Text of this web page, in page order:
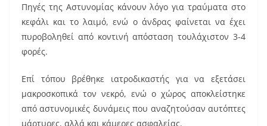
Πηγές της Αστυνομίας κάνουν λόγο για τραύματα στο
κεφάλι και το λαιμό, ενώ ο άνδρας φαίνεται να έχει
πυροβοληθεί από κοντινή απόσταση τουλάχιστον 3-4
φορές.
Επί τόπου βρέθηκε ιατροδικαστής για να εξετάσει
μακροσκοπικά τον νεκρό, ενώ ο χώρος αποκλείστηκε
από αστυνομικές δυνάμεις που αναζητούσαν αυτόπτες
μάρτυρες, αλλά και κάμερες ασφαλείας.